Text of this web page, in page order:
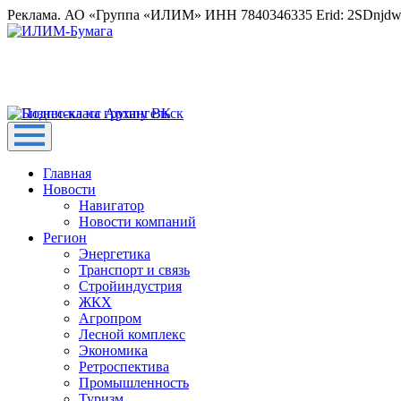
Реклама. АО «Группа «ИЛИМ» ИНН 7840346335 Erid:
Главная
Новости
Навигатор
Новости компаний
Регион
Энергетика
Транспорт и связь
Стройиндустрия
ЖКХ
Агропром
Лесной комплекс
Экономика
Ретроспектива
Промышленность